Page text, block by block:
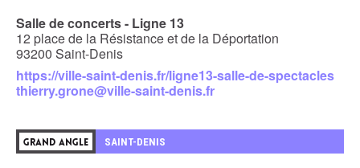
Salle de concerts - Ligne 13
12 place de la Résistance et de la Déportation
93200 Saint-Denis
https://ville-saint-denis.fr/ligne13-salle-de-spectacles
thierry.grone@ville-saint-denis.fr
GRAND ANGLE SAINT-DENIS